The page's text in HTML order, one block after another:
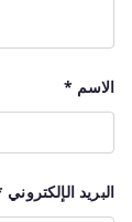
الاسم *
البريد الإلكتروني